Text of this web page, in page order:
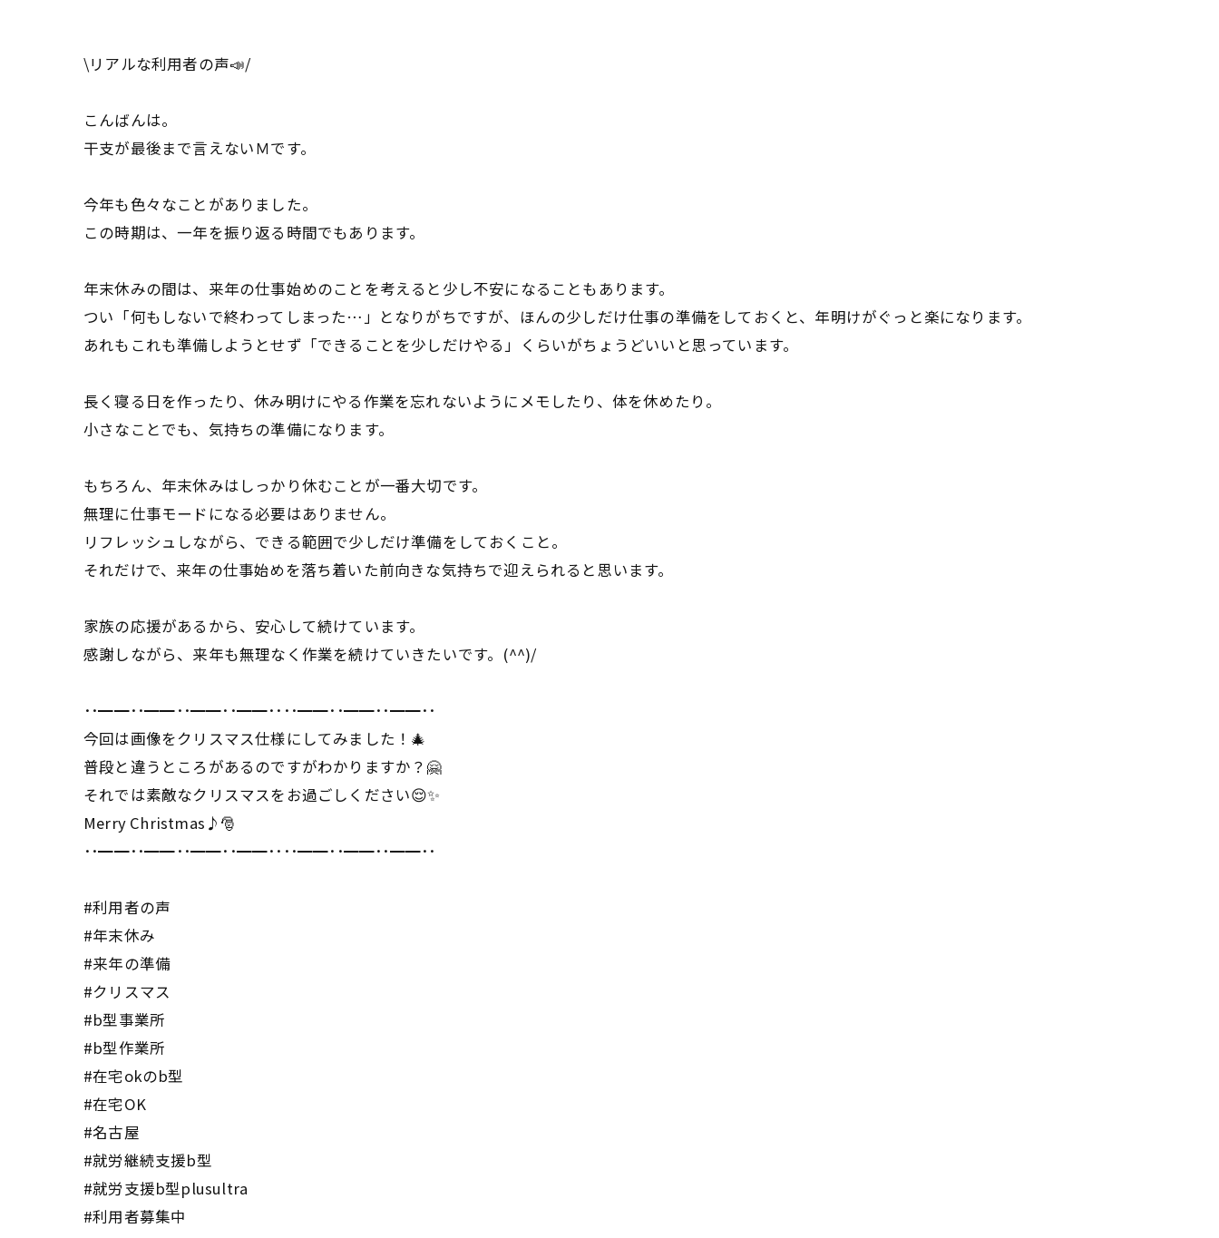
\リアルな利用者の声📣/
こんばんは。
干支が最後まで言えないＭです。
今年も色々なことがありました。
この時期は、一年を振り返る時間でもあります。
年末休みの間は、来年の仕事始めのことを考えると少し不安になることもあります。
つい「何もしないで終わってしまった…」となりがちですが、ほんの少しだけ仕事の準備をしておくと、年明けがぐっと楽になります。
あれもこれも準備しようとせず「できることを少しだけやる」くらいがちょうどいいと思っています。
長く寝る日を作ったり、休み明けにやる作業を忘れないようにメモしたり、体を休めたり。
小さなことでも、気持ちの準備になります。
もちろん、年末休みはしっかり休むことが一番大切です。
無理に仕事モードになる必要はありません。
リフレッシュしながら、できる範囲で少しだけ準備をしておくこと。
それだけで、来年の仕事始めを落ち着いた前向きな気持ちで迎えられると思います。
家族の応援があるから、安心して続けています。
感謝しながら、来年も無理なく作業を続けていきたいです。(^^)/
･･━━･･━━･･━━･･━━････━━･･━━･･━━･･
今回は画像をクリスマス仕様にしてみました！🎄
普段と違うところがあるのですがわかりますか？🤗
それでは素敵なクリスマスをお過ごしください😌✨
Merry Christmas♪🎅
･･━━･･━━･･━━･･━━････━━･･━━･･━━･･
#利用者の声
#年末休み
#来年の準備
#クリスマス
#b型事業所
#b型作業所
#在宅okのb型
#在宅OK
#名古屋
#就労継続支援b型
#就労支援b型plusultra
#利用者募集中